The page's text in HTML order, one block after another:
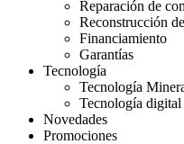
Reparación de
Reconstrucción
Financiamiento
Garantías
Tecnología
Tecnología
Tecnología digital
Novedades
Promociones